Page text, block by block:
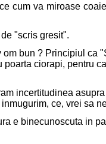
cum va miroase
"scris gresit".
bun ? Principiul ca
poarta ciorapi, pentru
incertitudinea
ce, vrei sa
e binecunoscuta in